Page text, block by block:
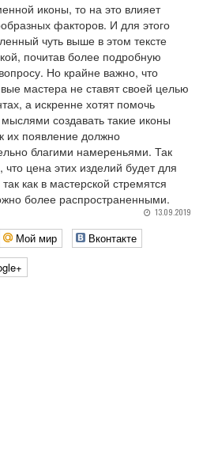
иконы, то на это влияет
факторов. И для этого
чуть выше в этом тексте
почитав более подробную
Но крайне важно, что
мастера не ставят своей целью
а искренне хотят помочь
создавать такие иконы
их появление должно
благими намереньями. Так
цена этих изделий будет для
как в мастерской стремятся
более распространенными.
13.09.2019
Мой мир
Вконтакте